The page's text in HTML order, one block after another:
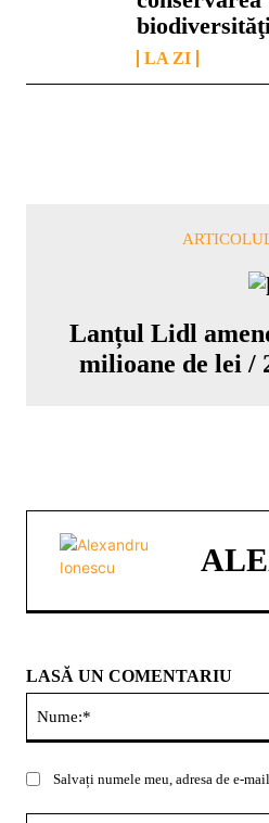
LA ZI
Lanțul Lidl
milioane de lei /
LASĂ UN COMENTARIU
Salvați numele meu, adresa de e-